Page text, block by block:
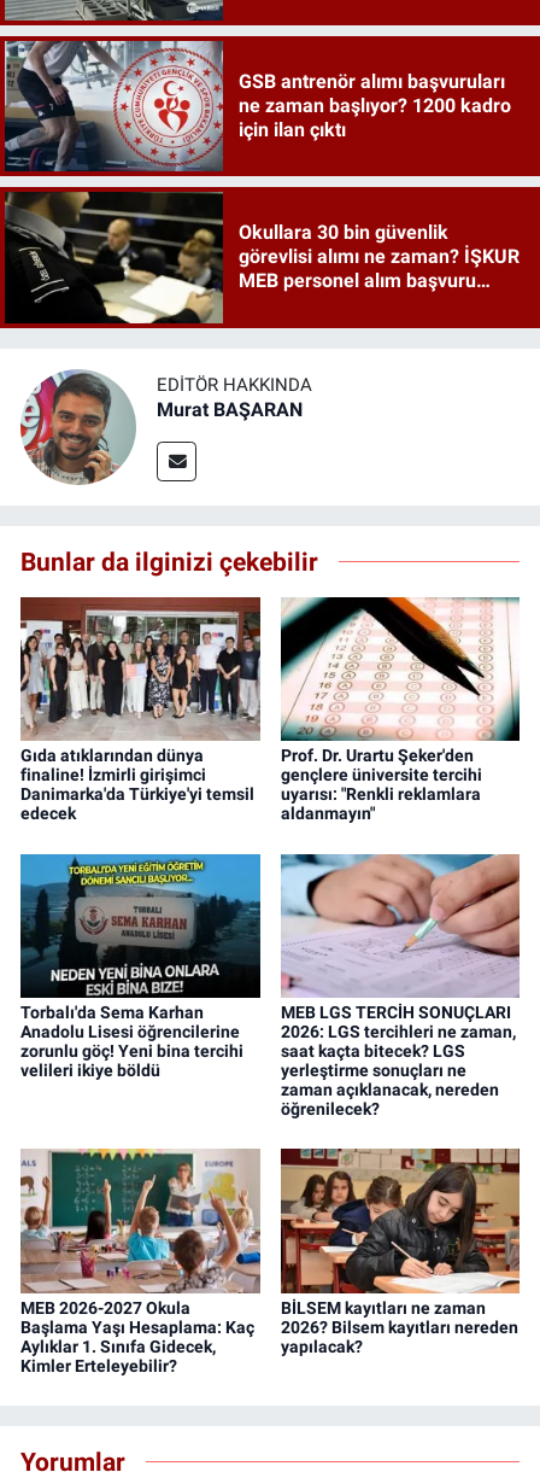
GSB antrenör alımı başvuruları
ne zaman başlıyor? 1200 kadro
için ilan çıktı
Okullara 30 bin güvenlik
görevlisi alımı ne zaman? İŞKUR
MEB personel alım başvuru
EDITÖR HAKKINDA
Murat BAŞARAN
Bunlar da ilginizi çekebilir
Gıda atıklarından dünya
finaline! İzmirli girişimci
Danimarka'da Türkiye'yi temsil
edecek
Prof. Dr. Urartu Şeker'den
gençlere üniversite tercihi
uyarısı: "Renkli reklamlara
aldanmayın"
Torbalı'da Sema Karhan
Anadolu Lisesi öğrencilerine
zorunlu göç! Yeni bina tercihi
velileri ikiye böldü
MEB LGS TERCİH SONUÇLARI
2026: LGS tercihleri ne zaman,
saat kaçta bitecek? LGS
yerleştirme sonuçları ne
zaman açıklanacak, nereden
öğrenilecek?
MEB 2026-2027 Okula
Başlama Yaşı Hesaplama: Kaç
Aylıklar 1. Sınıfa Gidecek,
Kimler Erteleyebilir?
BİLSEM kayıtları ne zaman
2026? Bilsem kayıtları nereden
yapılacak?
Yorumlar